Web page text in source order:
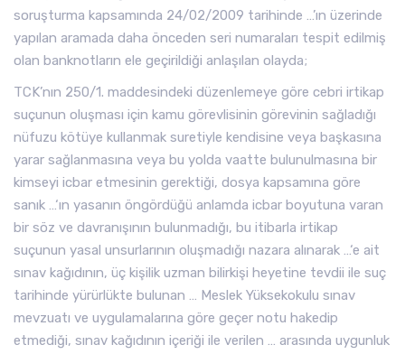
soruşturma kapsamında 24/02/2009 tarihinde …’ın üzerinde
yapılan aramada daha önceden seri numaraları tespit edilmiş
olan banknotların ele geçirildiği anlaşılan olayda;
TCK’nın 250/1. maddesindeki düzenlemeye göre cebri irtikap
suçunun oluşması için kamu görevlisinin görevinin sağladığı
nüfuzu kötüye kullanmak suretiyle kendisine veya başkasına
yarar sağlanmasına veya bu yolda vaatte bulunulmasına bir
kimseyi icbar etmesinin gerektiği, dosya kapsamına göre
sanık …‘ın yasanın öngördüğü anlamda icbar boyutuna varan
bir söz ve davranışının bulunmadığı, bu itibarla irtikap
suçunun yasal unsurlarının oluşmadığı nazara alınarak …‘e ait
sınav kağıdının, üç kişilik uzman bilirkişi heyetine tevdii ile suç
tarihinde yürürlükte bulunan … Meslek Yüksekokulu sınav
mevzuatı ve uygulamalarına göre geçer notu hakedip
etmediği, sınav kağıdının içeriği ile verilen … arasında uygunluk